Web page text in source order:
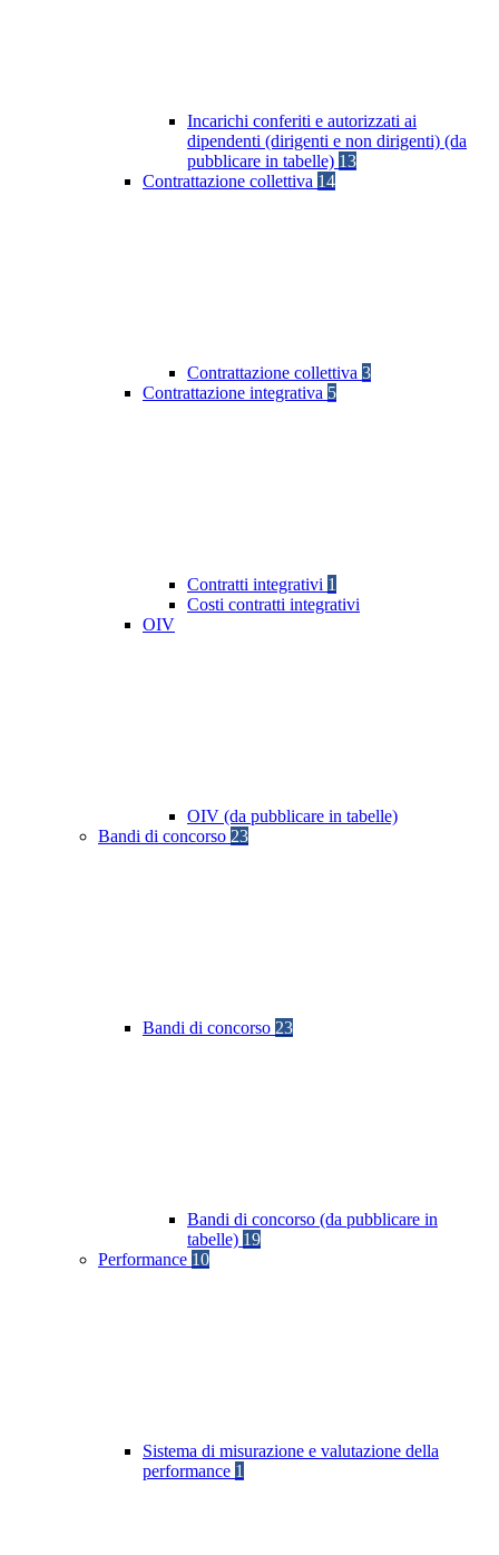
Incarichi conferiti e autorizzati ai
dipendenti (dirigenti e non dirigenti) (da
pubblicare in tabelle) 13
Contrattazione collettiva 14
Contrattazione collettiva 3
Contrattazione integrativa 5
Contratti integrativi 1
Costi contratti integrativi
OIV
OIV (da pubblicare in tabelle)
Bandi di concorso 23
Bandi di concorso 23
Bandi di concorso (da pubblicare in
tabelle) 19
Performance 10
Sistema di misurazione e valutazione della
performance 1